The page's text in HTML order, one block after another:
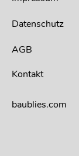
Datenschutz
AGB
Kontakt
baublies.com